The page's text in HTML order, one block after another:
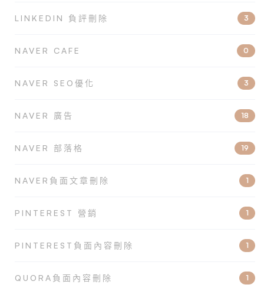
LINKEDIN 負評刪除 3
NAVER CAFE 0
NAVER SEO優化 3
NAVER 廣告 18
NAVER 部落格 19
NAVER負面文章刪除 1
PINTEREST 營銷 1
PINTEREST負面內容刪除 1
QUORA負面內容刪除 1